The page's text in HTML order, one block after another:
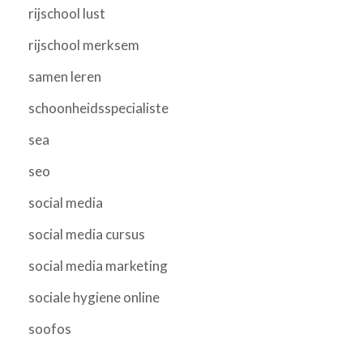
rijschool lust
rijschool merksem
samen leren
schoonheidsspecialiste
sea
seo
social media
social media cursus
social media marketing
sociale hygiene online
soofos